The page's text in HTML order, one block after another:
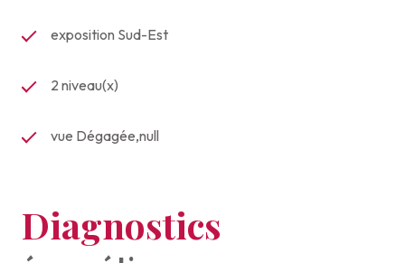
exposition Sud-Est
2 niveau(x)
vue Dégagée,null
Diagnostics